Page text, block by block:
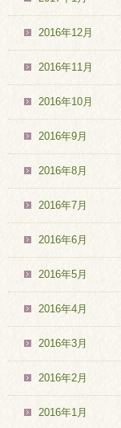
2016年12月
2016年11月
2016年10月
2016年9月
2016年8月
2016年7月
2016年6月
2016年5月
2016年4月
2016年3月
2016年2月
2016年1月